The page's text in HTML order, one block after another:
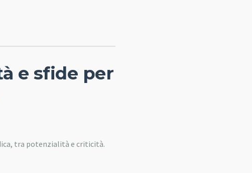
e sfide per
tra potenzialità e criticità.